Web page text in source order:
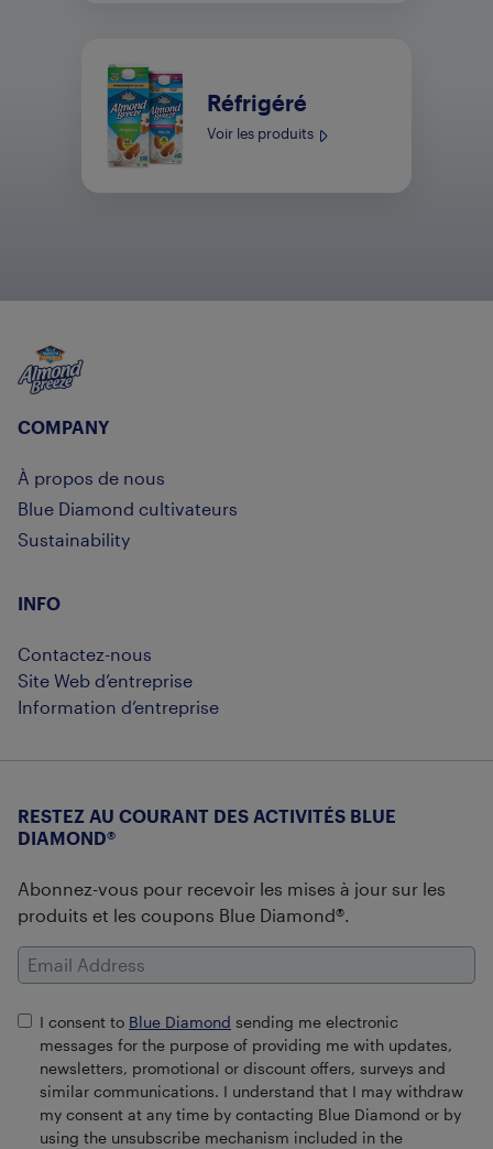
Réfrigéré
Voir les produits
Almond Breeze
COMPANY
À propos de nous
Blue Diamond cultivateurs
Sustainability
INFO
Contactez-nous
Site Web d’entreprise
Information d’entreprise
RESTEZ AU COURANT DES ACTIVITÉS BLUE
DIAMOND®
Abonnez-vous pour recevoir les mises à jour sur les
produits et les coupons Blue Diamond®.
Email Address
I consent to Blue Diamond sending me electronic
messages for the purpose of providing me with updates,
newsletters, promotional or discount offers, surveys and
similar communications. I understand that I may withdraw
my consent at any time by contacting Blue Diamond or by
using the unsubscribe mechanism included in the